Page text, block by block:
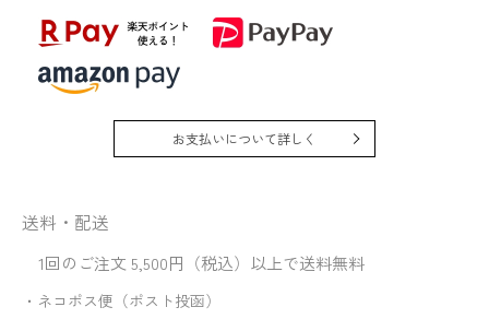
お支払いについて詳しく
送料・配送
1回のご注文 5,500円（税込）以上で送料無料
・ネコポス便（ポスト投函）